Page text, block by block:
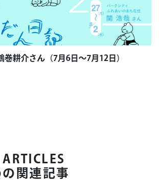
巻耕介さん（7月6日～7月12日）
関連記事